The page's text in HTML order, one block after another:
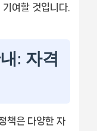
여할 것입니다.
: 자격
책은 다양한 자